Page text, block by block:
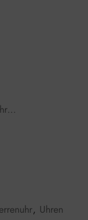
, Uhren